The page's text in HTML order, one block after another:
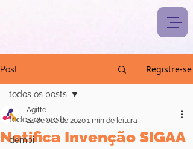
Post Registre-se
todos os posts
dempi
todos os posts
Notifica Invenção SIGAA
Agitte
24 de set. de 20201 min de leitura